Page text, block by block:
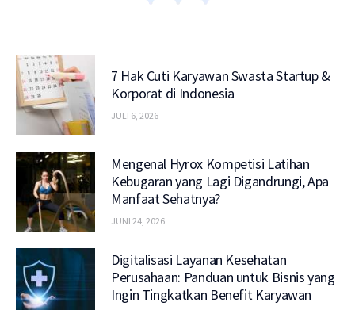
7 Hak Cuti Karyawan Swasta Startup &
Korporat di Indonesia
JULI 6, 2026
Mengenal Hyrox Kompetisi Latihan
Kebugaran yang Lagi Digandrungi, Apa
Manfaat Sehatnya?
JUNI 24, 2026
Digitalisasi Layanan Kesehatan
Perusahaan: Panduan untuk Bisnis yang
Ingin Tingkatkan Benefit Karyawan